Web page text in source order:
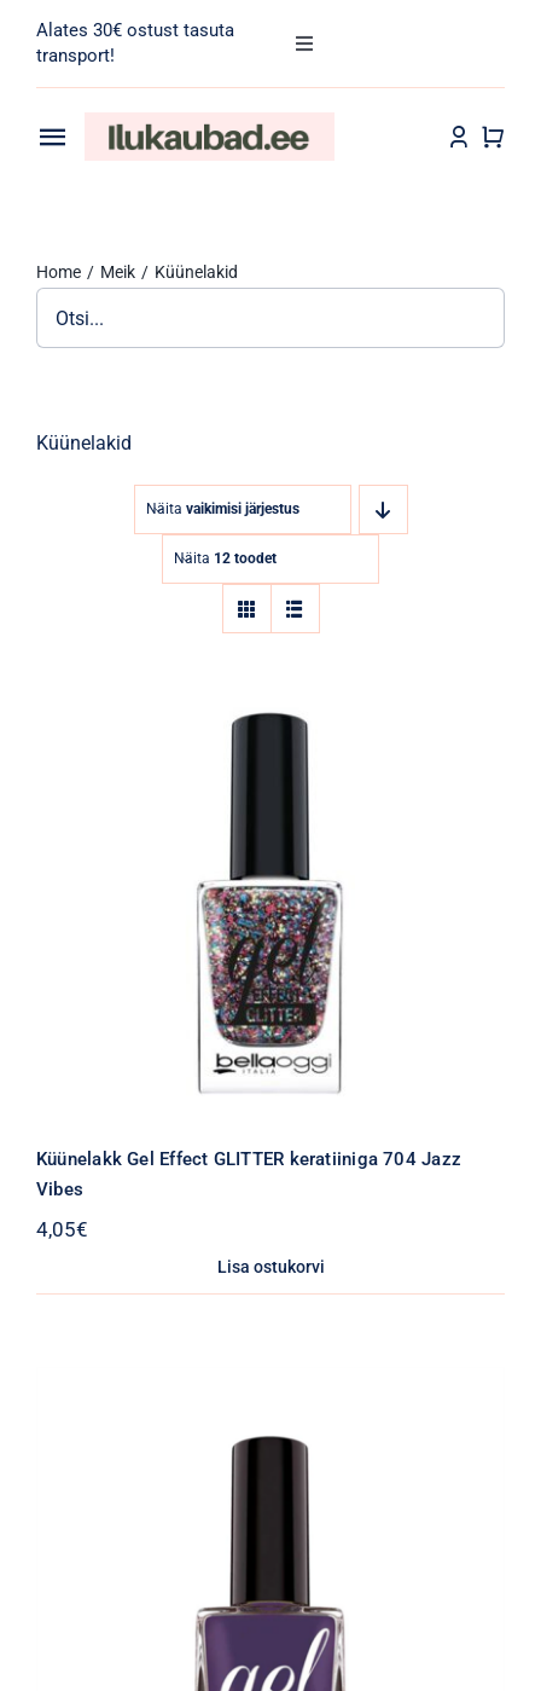
content
Alates 30€ ostust tasuta
transport!
Toggle
for:
Toggle
Näohooldus
Kehahooldus
Home Meik Küünelakid
Küünelakid
Näita vaikimisi järjestus
Näita 12 toodet
Küünelakk Gel Effect GLITTER keratiiniga 704 Jazz
Vibes
4,05€
Lisa ostukorvi